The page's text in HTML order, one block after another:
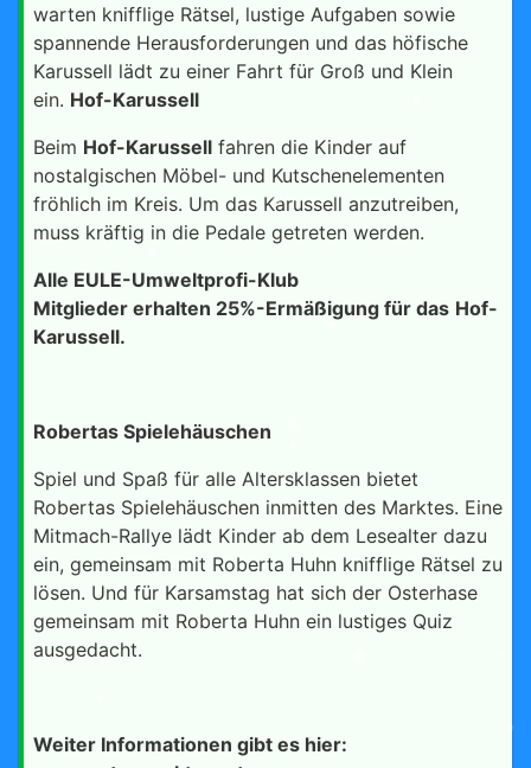
warten knifflige Rätsel, lustige Aufgaben sowie
spannende Herausforderungen und das höfische
Karussell lädt zu einer Fahrt für Groß und Klein
ein. Hof-Karussell
Beim Hof-Karussell fahren die Kinder auf
nostalgischen Möbel- und Kutschenelementen
fröhlich im Kreis. Um das Karussell anzutreiben,
muss kräftig in die Pedale getreten werden.
Alle EULE-Umweltprofi-Klub
Mitglieder erhalten 25%-Ermäßigung für das Hof-
Karussell.
Robertas Spielehäuschen
Spiel und Spaß für alle Altersklassen bietet
Robertas Spielehäuschen inmitten des Marktes. Eine
Mitmach-Rallye lädt Kinder ab dem Lesealter dazu
ein, gemeinsam mit Roberta Huhn knifflige Rätsel zu
lösen. Und für Karsamstag hat sich der Osterhase
gemeinsam mit Roberta Huhn ein lustiges Quiz
ausgedacht.
Weiter Informationen gibt es hier: